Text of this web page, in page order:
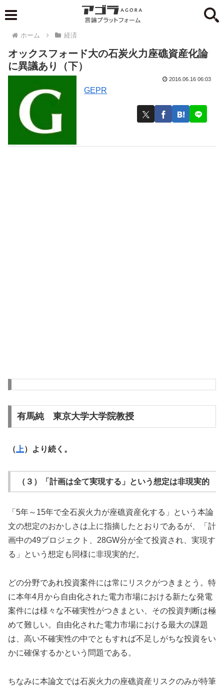
ホーム 経済
オックスフォード大の石炭火力座礁資産化論
に異議あり（下）
GEPR
2016.06.16 06:03
有馬純 東京大学大学院教授
（ 上）より続く。
（３）「計画は全て実現する」という想定は非現実的
「5年～15年で全石炭火力が座礁資産化する」という本論
文の想定のおかしさは上に指摘したとおりであるが、「計
画中の49プロジェクト、28GW分が全て投資され、実現す
る」という想定も同様に非現実的だ。
どの分野であれ投資案件には常にリスクがつきまとう。特
に本年4月から自由化された電力市場における新たな発電
案件には様々な不確実性がつきまとい、その投資判断は極
めて難しい。自由化された電力市場における最大の課題
は、高い不確実性の中でともすれば不足しがちな投資をい
かに確保するかという問題である。
ちなみに本論文では石炭火力の座礁資産リスクのみが特筆